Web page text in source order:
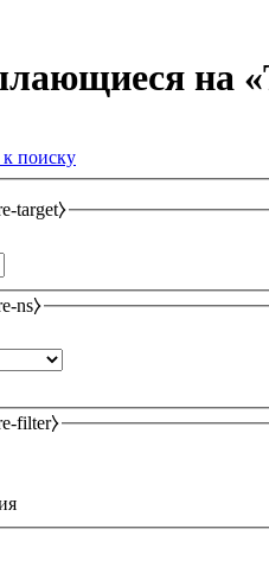
на
поиску
target⧽
ns⧽
filter⧽